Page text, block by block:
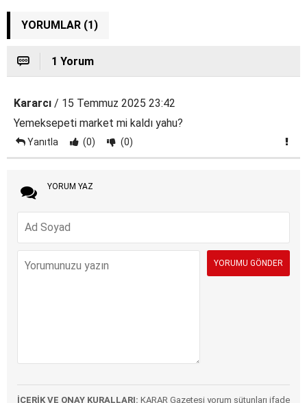
YORUMLAR (1)
1 Yorum
Kararcı / 15 Temmuz 2025 23:42
Yemeksepeti market mi kaldı yahu?
Yanıtla (0) (0)
YORUM YAZ
İÇERİK VE ONAY KURALLARI: KARAR Gazetesi yorum sütunları ifade